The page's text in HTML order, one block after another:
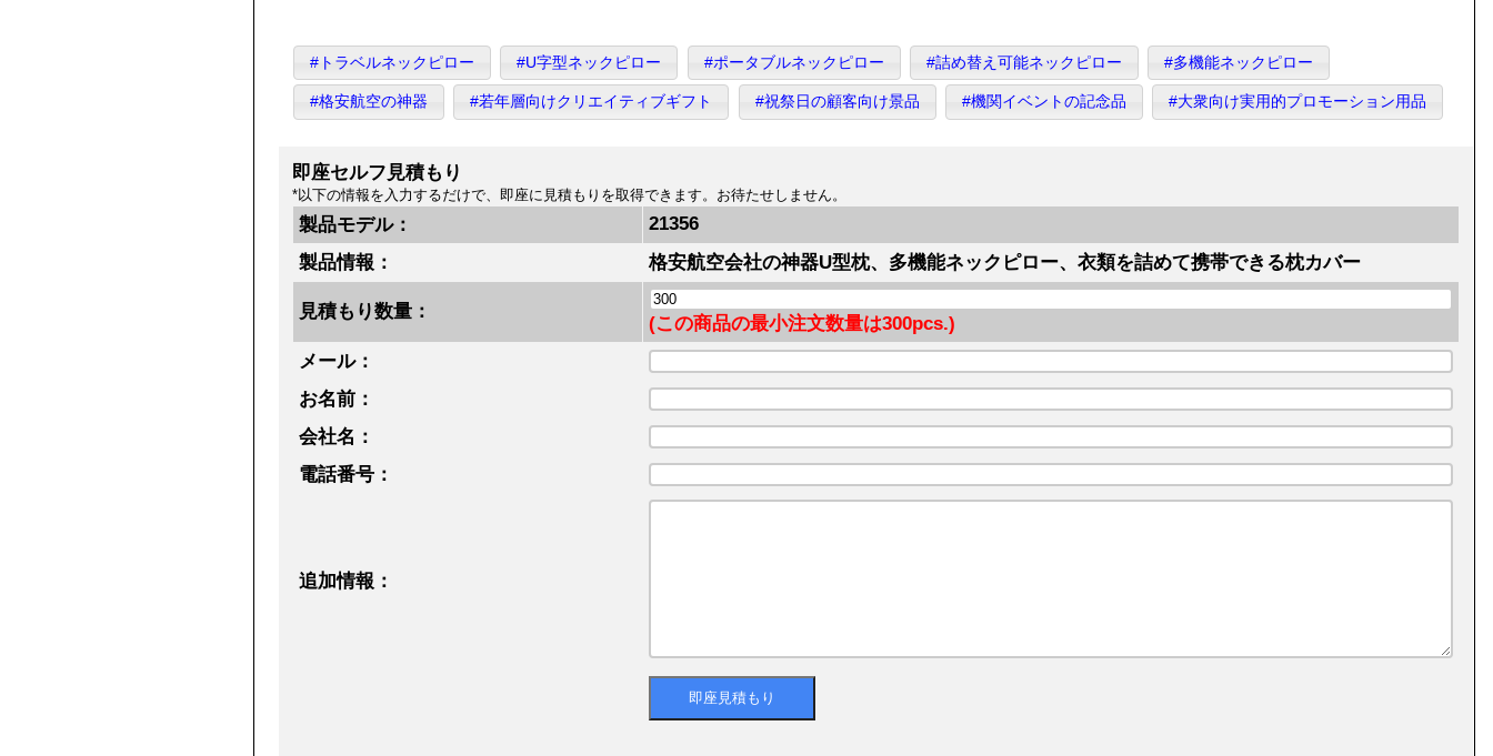
#トラベルネックピロー #U字型ネックピロー #ポータブルネックピロー #詰め替え可能ネックピロー #多機能ネックピロー
#格安航空の神器 #若年層向けクリエイティブギフト #祝祭日の顧客向け景品 #機関イベントの記念品 #大衆向け実用的プロモーション用品
即座セルフ見積もり
*以下の情報を入力するだけで、即座に見積もりを取得できます。お待たせしません。
製品モデル：
21356
製品情報：
格安航空会社の神器U型枕、多機能ネックピロー、衣類を詰めて携帯できる枕カバー
見積もり数量：
(この商品の最小注文数量は300pcs.)
メール：
お名前：
会社名：
電話番号：
追加情報：